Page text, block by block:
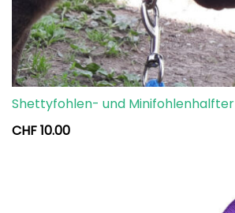
Shettyfohlen- und Minifohlenhalfter
CHF10.00